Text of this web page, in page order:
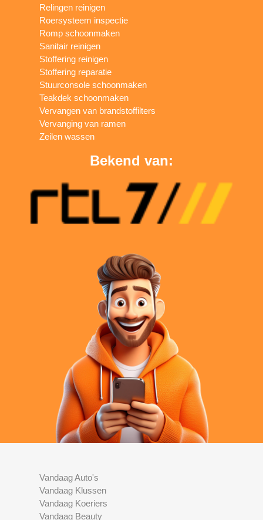
Relingen reinigen
Roersysteem inspectie
Romp schoonmaken
Sanitair reinigen
Stoffering reinigen
Stoffering reparatie
Stuurconsole schoonmaken
Teakdek schoonmaken
Vervangen van brandstoffilters
Vervanging van ramen
Zeilen wassen
Bekend van:
Vandaag Auto's
Vandaag Klussen
Vandaag Koeriers
Vandaag Beauty